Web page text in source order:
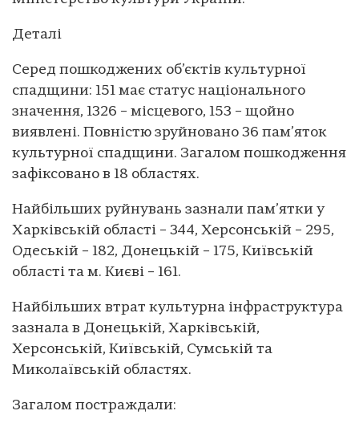
Деталі
Серед пошкоджених об’єктів культурної
спадщини: 151 має статус національного
значення, 1326 – місцевого, 153 – щойно
виявлені. Повністю зруйновано 36 пам’яток
культурної спадщини. Загалом пошкодження
зафіксовано в 18 областях.
Найбільших руйнувань зазнали пам’ятки у
Харківській області – 344, Херсонській – 295,
Одеській – 182, Донецькій – 175, Київській
області та м. Києві – 161.
Найбільших втрат культурна інфраструктура
зазнала в Донецькій, Харківській,
Херсонській, Київській, Сумській та
Миколаївській областях.
Загалом постраждали: